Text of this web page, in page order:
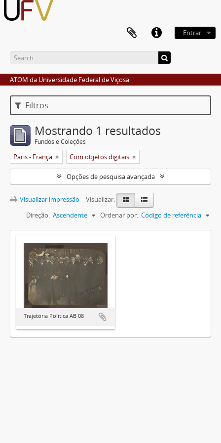
Entrar
ATOM da Universidade Federal de Viçosa
Filtros
Mostrando 1 resultados
Fundos e Coleções
Paris - França Com objetos digitais
Opções de pesquisa avançada
Visualizar impressão
Visualizar:
Ordenar por: Código de referência
Direção: Ascendente
Trajetória Política AB 08